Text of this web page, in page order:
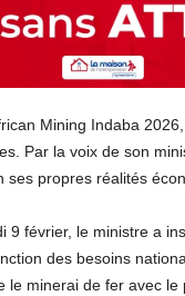
Mining Indaba
Par la voix de son
propres réalités
9 février, le ministre a
des besoins
minerai de fer avec le